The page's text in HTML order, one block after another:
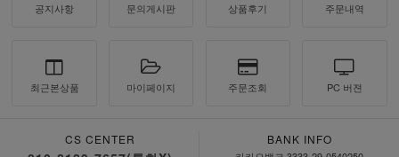
공지사항 문의게시판 상품후기 주문내역
최근본상품 마이페이지 주문조회 PC 버젼
CS CENTER BANK INFO